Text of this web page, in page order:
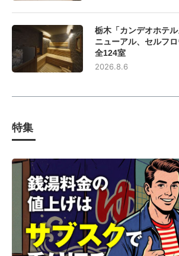
栃木「カンデオホテ
ニューアル、セルフ
全124室
2026.8.6
特集